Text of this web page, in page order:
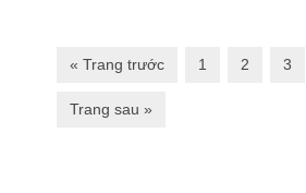
« Trang trước 1 2 3
Trang sau »